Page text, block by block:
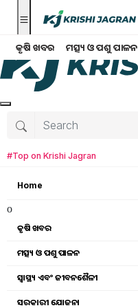
କୃଷି ଖବର ମତ୍ସ୍ୟ ଓ ପଶୁ ପାଳନ
#Top on Krishi Jagran
Home
o
କୃଷି ଖବର
ମତ୍ସ୍ୟ ଓ ପଶୁ ପାଳନ
ସ୍ୱାସ୍ଥ୍ୟ ଏବଂ ଜୀବନଶୈଳୀ
ସରକାରୀ ଯୋଜନା
କୃଷି ବିଶ୍ବକୋଷ